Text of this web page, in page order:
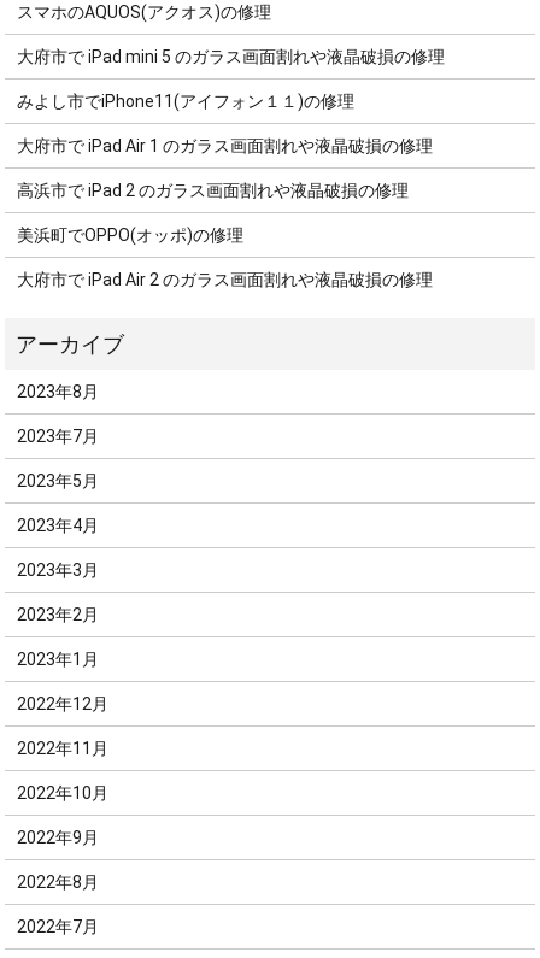
スマホのAQUOS(アクオス)の修理
大府市で iPad mini 5 のガラス画面割れや液晶破損の修理
みよし市でiPhone11(アイフォン１１)の修理
大府市で iPad Air 1 のガラス画面割れや液晶破損の修理
高浜市で iPad 2 のガラス画面割れや液晶破損の修理
美浜町でOPPO(オッポ)の修理
大府市で iPad Air 2 のガラス画面割れや液晶破損の修理
2023年8月
2023年7月
2023年5月
2023年4月
2023年3月
2023年2月
2023年1月
2022年12月
2022年11月
2022年10月
2022年9月
2022年8月
2022年7月